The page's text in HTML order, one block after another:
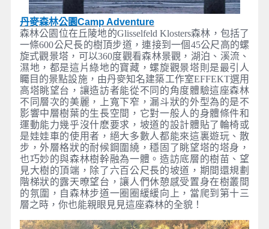
丹麥森林公園Camp Adventure
森林公園位在丘陵地的Glisselfeld Klosters森林，包括了
一條600公尺長的樹頂步道，連接到一個45公尺高的螺
旋式觀景塔，可以360度觀看森林景觀，湖泊、溪流、
濕地，都是這片綠地的寶藏，螺旋觀景塔則是最引人
矚目的景點設施，由丹麥知名建築工作室EFFEKT選用
高塔眺望台，讓造訪者能從不同的角度體驗這座森林
不同層次的美麗，上寬下窄，漏斗狀的外型為的是不
影響中層樹葉的生長空間，它對一般人的身體條件和
運動能力幾乎沒什麽要求，坡道的設計體貼了輪椅或
是娃娃車的使用者，絕大多數人都能來這裏遊玩、散
步，外層格狀的耐候鋼圍繞，穩固了眺望塔的塔身，
也巧妙的與森林樹幹融為一體。造訪底層的樹苗、望
見大樹的頂端，除了六百公尺長的坡道，期間還規劃
階梯狀的露天暸望台，讓人們休憩感受置身在樹叢間
的氛圍，自森林步道一圈圈緩緩向上，當爬到第十三
層之時，你也能親眼見見這座森林的全貌！